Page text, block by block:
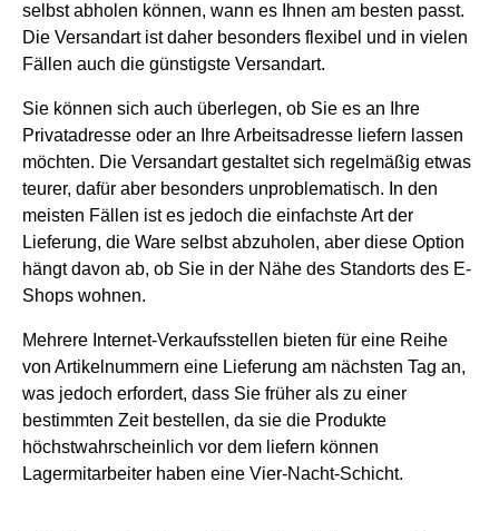
selbst abholen können, wann es Ihnen am besten passt.
Die Versandart ist daher besonders flexibel und in vielen
Fällen auch die günstigste Versandart.
Sie können sich auch überlegen, ob Sie es an Ihre
Privatadresse oder an Ihre Arbeitsadresse liefern lassen
möchten. Die Versandart gestaltet sich regelmäßig etwas
teurer, dafür aber besonders unproblematisch. In den
meisten Fällen ist es jedoch die einfachste Art der
Lieferung, die Ware selbst abzuholen, aber diese Option
hängt davon ab, ob Sie in der Nähe des Standorts des E-
Shops wohnen.
Mehrere Internet-Verkaufsstellen bieten für eine Reihe
von Artikelnummern eine Lieferung am nächsten Tag an,
was jedoch erfordert, dass Sie früher als zu einer
bestimmten Zeit bestellen, da sie die Produkte
höchstwahrscheinlich vor dem liefern können
Lagermitarbeiter haben eine Vier-Nacht-Schicht.